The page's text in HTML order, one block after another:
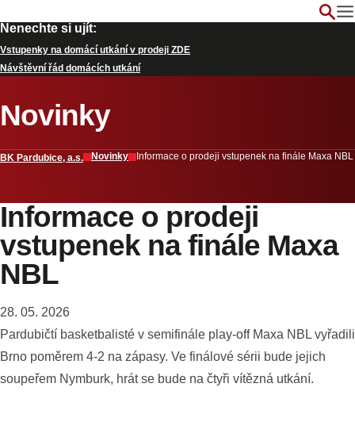
Nenechte si ujít:
Vstupenky na domácí utkání v prodeji ZDE
Návštěvní řád domácích utkání
Novinky
BK Pardubice, a.s. Novinky Informace o prodeji vstupenek na finále Maxa NBL
Informace o prodeji
vstupenek na finále Maxa
NBL
28. 05. 2026
Pardubičtí basketbalisté v semifinále play-off Maxa NBL vyřadili
Brno poměrem 4-2 na zápasy. Ve finálové sérii bude jejich
soupeřem Nymburk, hrát se bude na čtyři vítězná utkání.